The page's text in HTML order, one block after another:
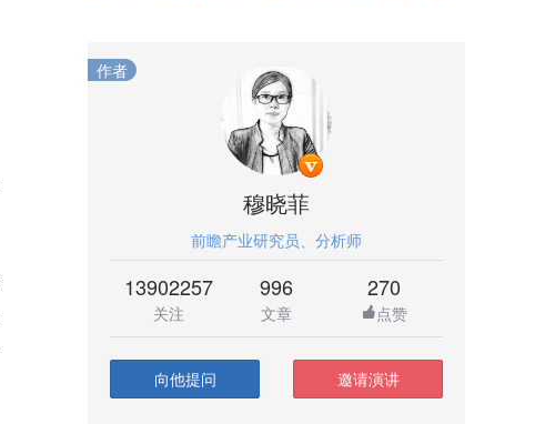
作者
穆晓菲
前瞻产业研究员、分析师
13902257
关注
996
文章
270
点赞
向他提问 邀请演讲